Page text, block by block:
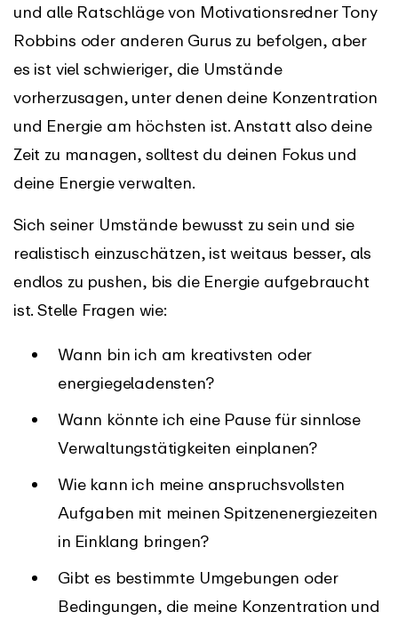
und alle Ratschläge von Motivationsredner Tony
Robbins oder anderen Gurus zu befolgen, aber
es ist viel schwieriger, die Umstände
vorherzusagen, unter denen deine Konzentration
und Energie am höchsten ist. Anstatt also deine
Zeit zu managen, solltest du deinen Fokus und
deine Energie verwalten.
Sich seiner Umstände bewusst zu sein und sie
realistisch einzuschätzen, ist weitaus besser, als
endlos zu pushen, bis die Energie aufgebraucht
ist. Stelle Fragen wie:
Wann bin ich am kreativsten oder
energiegeladensten?
Wann könnte ich eine Pause für sinnlose
Verwaltungstätigkeiten einplanen?
Wie kann ich meine anspruchsvollsten
Aufgaben mit meinen Spitzenenergiezeiten
in Einklang bringen?
Gibt es bestimmte Umgebungen oder
Bedingungen, die meine Konzentration und